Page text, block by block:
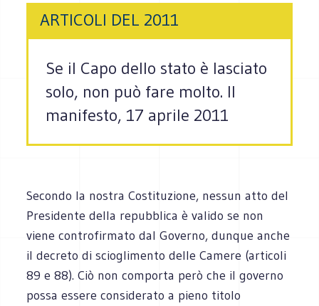
ARTICOLI DEL 2011
Se il Capo dello stato è lasciato
solo, non può fare molto. Il
manifesto, 17 aprile 2011
Secondo la nostra Costituzione, nessun atto del
Presidente della repubblica è valido se non
viene controfirmato dal Governo, dunque anche
il decreto di scioglimento delle Camere (articoli
89 e 88). Ciò non comporta però che il governo
possa essere considerato a pieno titolo